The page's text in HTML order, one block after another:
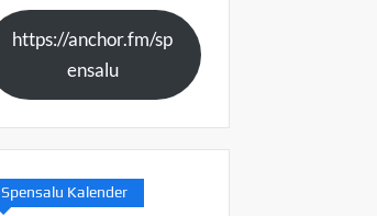
https://anchor.fm/sp
ensalu
Spensalu Kalender